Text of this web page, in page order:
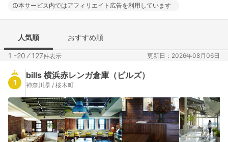
本サービス内ではアフィリエイト広告を利用しています
人気順 おすすめ順
1 -20 ⁄127件表示 更新日：2026年08月06日
1
bills 横浜赤レンガ倉庫（ビルズ）
神奈川県 / 桜木町